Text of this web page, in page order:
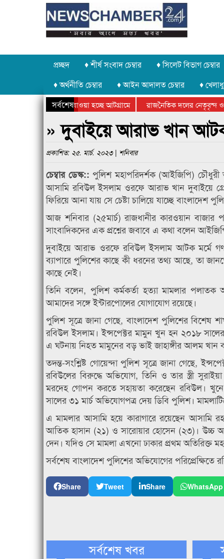
প্রচ্ছদ ♦ শীর্ষ সংবাদ চেম্বার
♦ সিলেট বিভাগ চেম্বার
♦ অর্থনীতি চেম্বার
♦ আইন আদালত চেম্বার
♦
সর্বশেষ
চুরি করে নিয়ে যাওয়া হচ্ছে আটগ্রামে
রাজনৈতিক দলের নেতৃবৃন্দ ও
ক্রীড়া প্রতিযোগিতার পুরস্কার বিতরণ সম্পন্ন
সিলেটে বাংলাদেশ গ্রুপ
» দুবাইয়ে আরাভ খান
প্রকাশিত: ২৫. মার্চ. ২০২৩ | শনিবার
চেম্বার ডেস্ক:: পুলিশ মহাপরিদর্শক (আইজিপি) চৌধুরী
আসামি রবিউল ইসলাম ওরফে আরাভ খান দুবাইয়ে
ফিরিয়ে আনা যায় সে চেষ্টা চালিয়ে যাচ্ছে বাংলাদেশ
আজ শনিবার (২৫মার্চ) রাজধানীর কারওয়ান
সাংবাদিকদের এক প্রশ্নের জবাবে এ কথা বলেন
দুবাইয়ে আরাভ ওরফে রবিউল ইসলাম আটক মর্মে
ব্যাপারে পুলিশের কাছে কী ধরনের তথ্য আছে, তা
কাছে নেই।
তিনি বলেন, পুলিশ কর্মকর্তা হত্যা মামলার পলাতক
আমাদের সঙ্গে ইন্টারপোলের যোগাযোগ রয়েছে।
পুলিশ সূত্রে জানা গেছে, বাংলাদেশ পুলিশের বিশেষ
রবিউল ইসলাম। ইন্সপেক্টর মামুন খুন হন ২০১৮
এ ঘটনায় নিহত মামুনের বড় ভাই জাহাঙ্গীর আলম খান
তদন্ত-সংশ্লিষ্ট গোয়েন্দা পুলিশ সূত্রে জানা গেছে,
রবিউলের বিরুদ্ধে অভিযোগ, তিনি ও তার স্ত্রী
মরদেহ গোপন করতে সহায়তা করেছেন রবিউল।
সালের ৩১ মার্চ অভিযোগপত্র দেয় ডিবি পুলিশ।
এ মামলার আসামি হয়ে কারাগারে রয়েছেন আসামি
আতিক হাসান (২১) ও সারোয়ার হোসেন (২৩)। উচ্চ
দেন। যদিও সে মামলা এখনো ঢাকার প্রথম অতিরিক্ত
সর্বশেষ বাংলাদেশ পুলিশের অভিযোগের
Share Tweet Share WhatsApp
সর্বশেষ খবর